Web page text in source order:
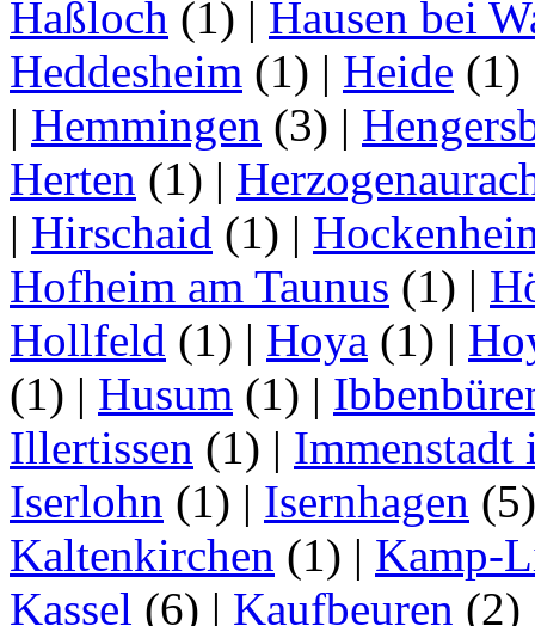
Haßloch (1) | Hausen bei
Heddesheim (1) | Heide (1)
| Hemmingen (3) |
Herten (1) |
| Hirschaid (1) |
Hofheim am Taunus (1) |
Hollfeld (1) | Hoya (1) |
(1) | Husum (1) |
Illertissen (1) | Immenstadt
Iserlohn (1) | Isernhagen
Kaltenkirchen (1) | Kamp-
Kassel (6) | Kaufbeuren (2)